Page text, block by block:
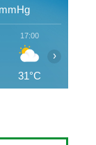
mmHg
17:00
31°C
›